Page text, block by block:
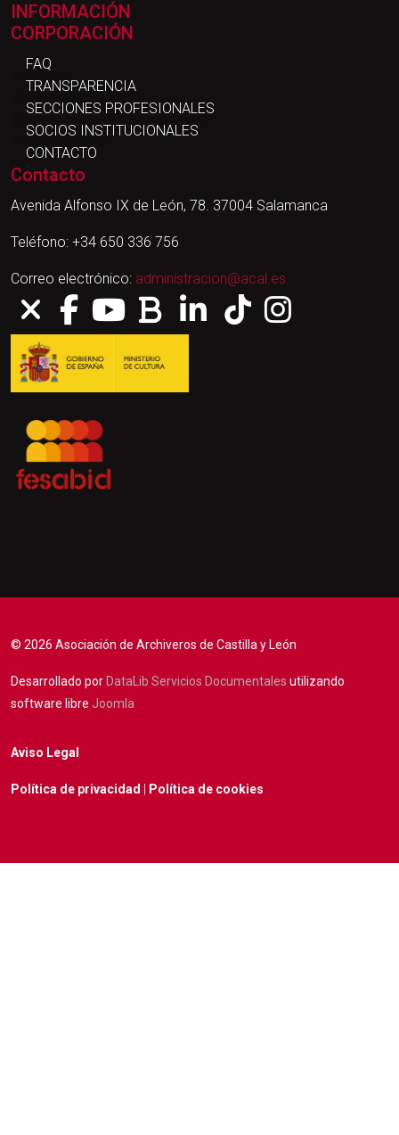
INFORMACIÓN
CORPORACIÓN
FAQ
TRANSPARENCIA
SECCIONES PROFESIONALES
SOCIOS INSTITUCIONALES
CONTACTO
Contacto
Avenida Alfonso IX de León, 78. 37004 Salamanca
Teléfono: +34 650 336 756
Correo electrónico: administracion@acal.es
© 2026 Asociación de Archiveros de Castilla y León
Desarrollado por DataLib Servicios Documentales utilizando
software libre Joomla
Aviso Legal
Política de privacidad Política de cookies